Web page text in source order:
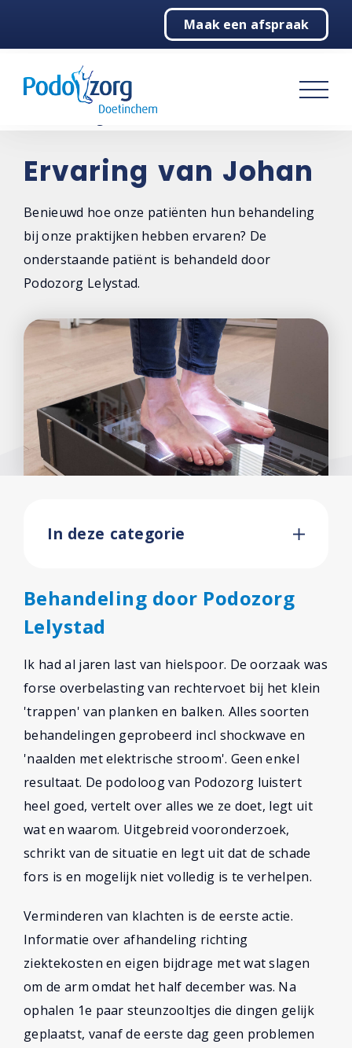
Maak een afspraak
Podologie
Behandelingen
Over ons
Ervaring van Johan
Benieuwd hoe onze patiënten hun behandeling
bij onze praktijken hebben ervaren? De
onderstaande patiënt is behandeld door
Podozorg Lelystad.
In deze categorie
Behandeling door Podozorg
Lelystad
Ik had al jaren last van hielspoor. De oorzaak was
forse overbelasting van rechtervoet bij het klein
'trappen' van planken en balken. Alles soorten
behandelingen geprobeerd incl shockwave en
'naalden met elektrische stroom'. Geen enkel
resultaat. De podoloog van Podozorg luistert
heel goed, vertelt over alles we ze doet, legt uit
wat en waarom. Uitgebreid vooronderzoek,
schrikt van de situatie en legt uit dat de schade
fors is en mogelijk niet volledig is te verhelpen.
Verminderen van klachten is de eerste actie.
Informatie over afhandeling richting
ziektekosten en eigen bijdrage met wat slagen
om de arm omdat het half december was. Na
ophalen 1e paar steunzooltjes die dingen gelijk
geplaatst, vanaf de eerste dag geen problemen